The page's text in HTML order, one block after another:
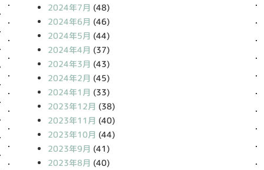
2024年7月 (48)
2024年6月 (46)
2024年5月 (44)
2024年4月 (37)
2024年3月 (43)
2024年2月 (45)
2024年1月 (33)
2023年12月 (38)
2023年11月 (40)
2023年10月 (44)
2023年9月 (41)
2023年8月 (40)